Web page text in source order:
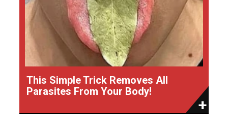
This Simple Trick Removes All
Parasites From Your Body!